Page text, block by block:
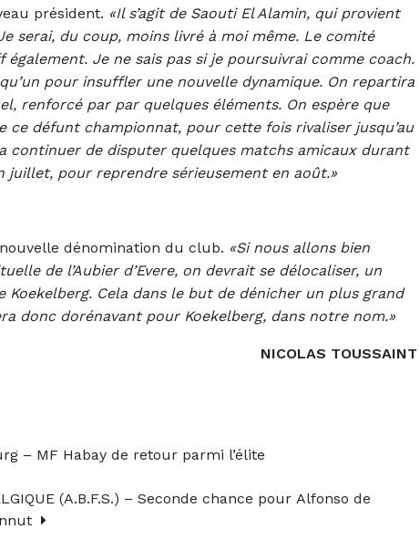
président. «Il s’agit de Saouti El Alamin, qui provient
serai, du coup, moins livré à moi même. Le comité
Je ne sais pas si je poursuivrai comme coach.
pour insuffler une nouvelle dynamique. On repartira
renforcé par par quelques éléments. On espère que
ce défunt championnat, pour cette fois rivaliser jusqu’au
continuer de disputer quelques matchs amicaux durant
juillet, pour reprendre sérieusement en août.»
dénomination du club. «Si nous allons bien
de l’Aubier d’Evere, on devrait se délocaliser, un
Koekelberg. Cela dans le but de dénicher un plus grand
donc dorénavant pour Koekelberg, dans notre nom.»
NICOLAS TOUSSAINT
– MF Habay de retour parmi l’élite
(A.B.F.S.) – Seconde chance pour Alfonso de